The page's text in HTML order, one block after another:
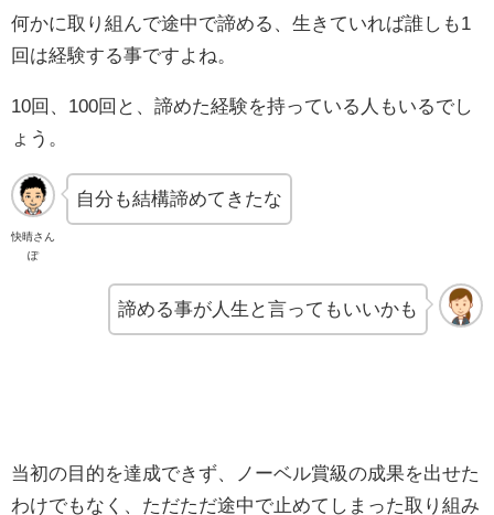
何かに取り組んで途中で諦める、生きていれば誰しも1
回は経験する事ですよね。
10回、100回と、諦めた経験を持っている人もいるでし
ょう。
快晴さん
ぽ
自分も結構諦めてきたな
諦める事が人生と言ってもいいかも
当初の目的を達成できず、ノーベル賞級の成果を出せた
わけでもなく、ただただ途中で止めてしまった取り組み